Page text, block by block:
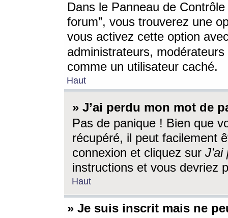
Dans le Panneau de
forum”, vous trouverez une
vous activez cette option
administrateurs,
comme un utilisateur caché.
Haut
» J’ai perdu mon mot de
Pas de panique ! Bien que
récupéré, il peut facilement
connexion et cliquez sur
instructions et vous devriez
Haut
» Je suis inscrit mais ne